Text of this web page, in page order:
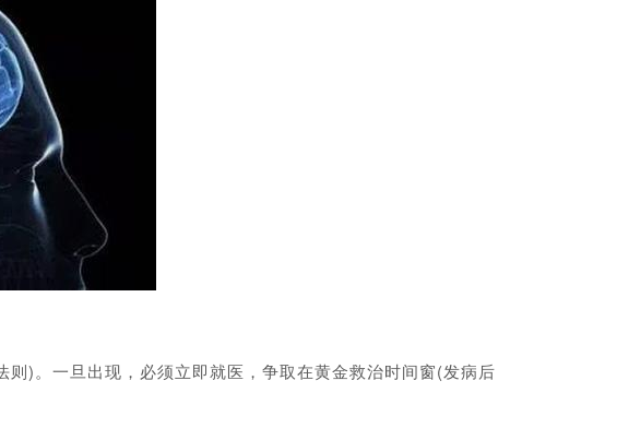
)。一旦出现，必须立即就医，争取在黄金救治时间窗(发病后